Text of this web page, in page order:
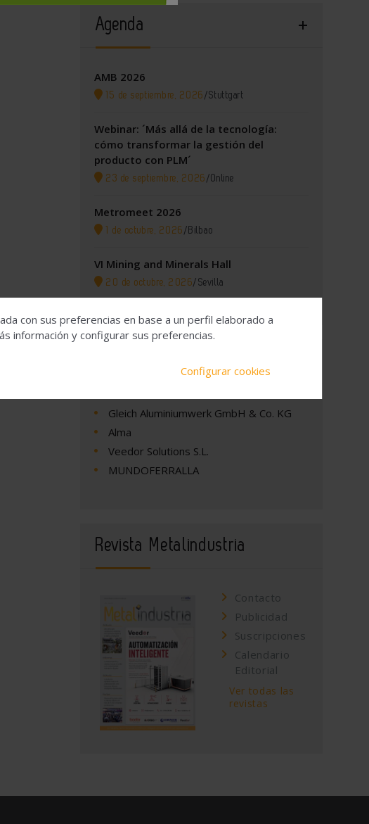
Agenda
AMB 2026
15 de septiembre, 2026 /Stuttgart
Webinar: ´Más allá de la tecnología:
cómo transformar la gestión del
producto con PLM´
23 de septiembre, 2026 /Online
Metromeet 2026
1 de octubre, 2026 / Bilbao
VI Mining and Minerals Hall
20 de octubre, 2026/ Sevilla
Gleich Aluminiumwerk GmbH & Co. KG
Alma
Veedor Solutions S.L.
MUNDOFERRALLA
Revista Metalindustria
Contacto
Publicidad
Suscripciones
Calendario
Editorial
Ver todas las
revistas
con sus preferencias en base a un perfil elaborado a
información y configurar sus preferencias.
Configurar cookies